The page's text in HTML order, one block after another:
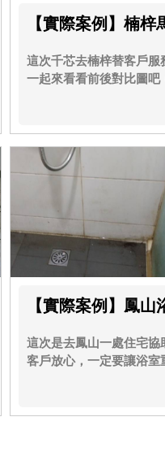
【實際案例】楠梓
這次千芯去楠梓替客戶服
一起來看看前後對比圖吧
【實際案例】鳳山
這次是去鳳山一處住宅
客戶放心，一定要讓浴室